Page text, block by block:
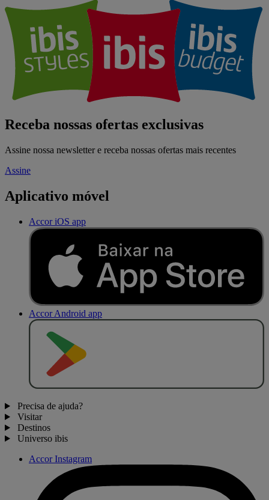
Receba nossas ofertas exclusivas
Assine nossa newsletter e receba nossas ofertas mais recentes
Assine
Aplicativo móvel
Accor iOS app
Accor Android app
Precisa de ajuda?
Visitar
Destinos
Universo ibis
Accor Instagram